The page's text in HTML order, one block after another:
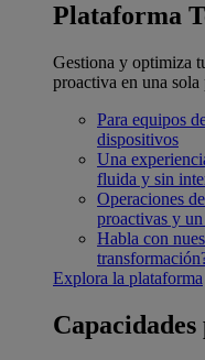
Plataforma
Gestiona y optimiza
proactiva en una sola
Para equipos
dispositivos
Una
fluida y sin
Operaciones
proactivas y
Habla con
Explora la plataforma